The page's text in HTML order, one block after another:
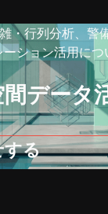
・行列分析、警
ション活用に
データ
する